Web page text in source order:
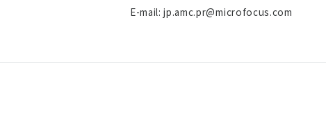
E-mail:jp.amc.pr@microfocus.com